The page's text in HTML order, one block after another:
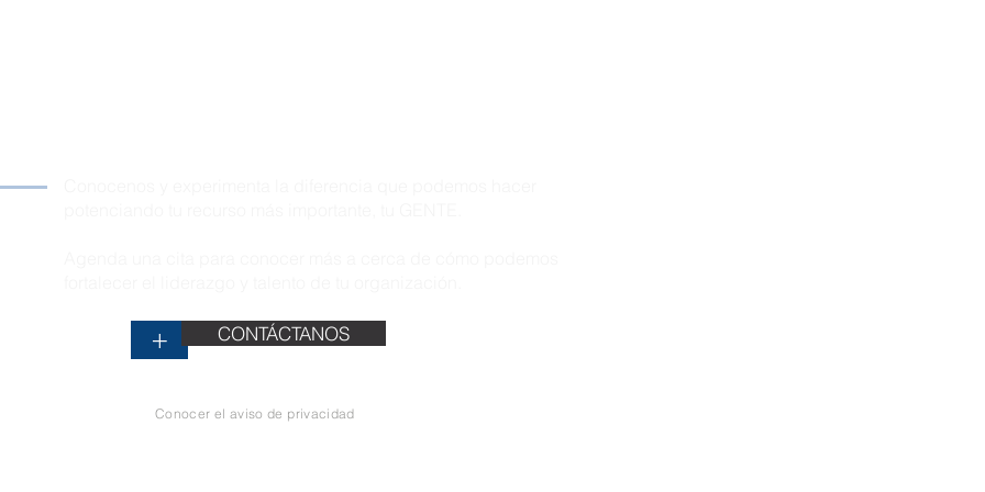
+ CONTÁCTANOS
Conocer el aviso de privacidad